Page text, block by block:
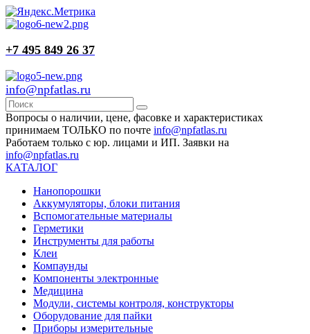
+7 495 849 26 37
info@npfatlas.ru
Вопросы о наличии, цене, фасовке и характеристиках
принимаем ТОЛЬКО по почте info@npfatlas.ru
Работаем только с юр. лицами и ИП. Заявки на
info@npfatlas.ru
КАТАЛОГ
Нанопорошки
Аккумуляторы, блоки питания
Вспомогательные материалы
Герметики
Инструменты для работы
Клеи
Компаунды
Компоненты электронные
Медицина
Модули, системы контроля, конструкторы
Оборудование для пайки
Приборы измерительные